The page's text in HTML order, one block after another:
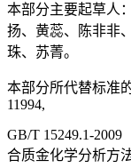
本部分主要起草人
扬、黄蕊、陈非非
珠、苏菁。
本部分所代替标准
11994,
GB/T 15249.1-2009
合质金化学分析方